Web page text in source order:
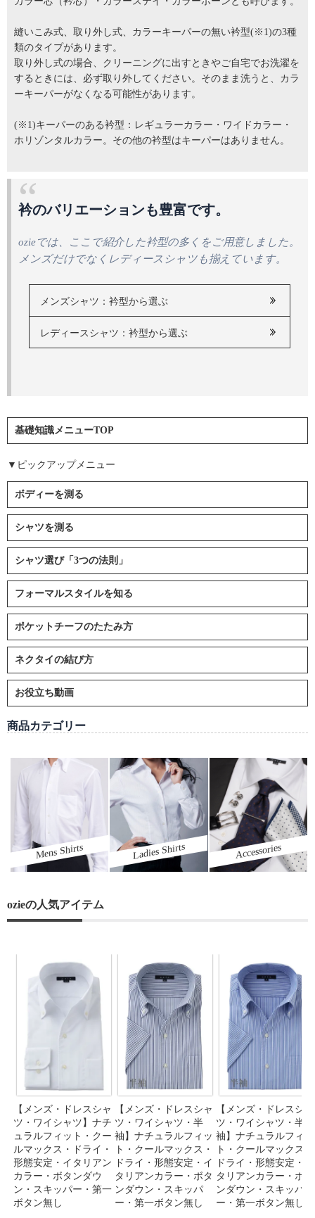
縫いこみ式、取り外し式、カラーキーパーの無い衿型(※1)の3種
類のタイプがあります。
取り外し式の場合、クリーニングに出すときやご自宅でお洗濯を
するときには、必ず取り外してください。そのまま洗うと、カラ
ーキーパーがなくなる可能性があります。
(※1)キーパーのある衿型：レギュラーカラー・ワイドカラー・
ホリゾンタルカラー。その他の衿型はキーパーはありません。
衿のバリエーションも豊富です。
ozieでは、ここで紹介した衿型の多くをご用意しました。
メンズだけでなくレディースシャツも揃えています。
メンズシャツ：衿型から選ぶ
レディースシャツ：衿型から選ぶ
基礎知識メニューTOP
▼ピックアップメニュー
ボディーを測る
シャツを測る
シャツ選び「3つの法則」
フォーマルスタイルを知る
ポケットチーフのたたみ方
ネクタイの結び方
お役立ち動画
商品カテゴリー
Mens Shirts Ladies Shirts Accessories
ozieの人気アイテム
【メンズ・ドレスシャ
ツ・ワイシャツ】ナチ
ュラルフィット・クー
ルマックス・ドライ・
形態安定・イタリアン
カラー・ボタンダウ
ン・スキッパー・第一
ボタン無し
【メンズ・ドレスシャ
ツ・ワイシャツ・半
袖】ナチュラルフィッ
ト・クールマックス・
ドライ・形態安定・イ
タリアンカラー・ボタ
ンダウン・スキッパ
ー・第一ボタン無し
【メンズ・ドレスシャ
ツ・ワイシャツ・半
袖】ナチュラルフィッ
ト・クールマックス・
ドライ・形態安定・イ
タリアンカラー・ボタ
ンダウン・スキッパ
ー・第一ボタン無し